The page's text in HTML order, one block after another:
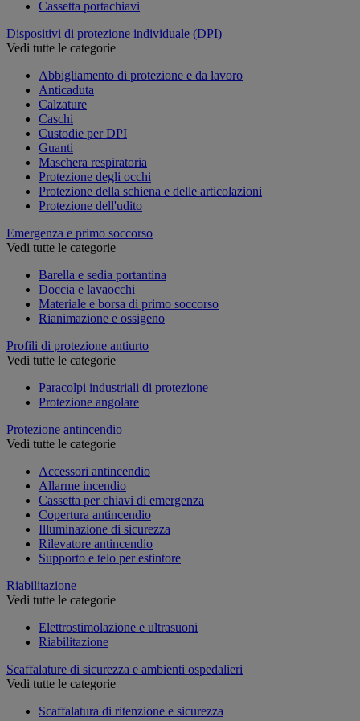
Cassetta portachiavi
Dispositivi di protezione individuale (DPI)
Vedi tutte le categorie
Abbigliamento di protezione e da lavoro
Anticaduta
Calzature
Caschi
Custodie per DPI
Guanti
Maschera respiratoria
Protezione degli occhi
Protezione della schiena e delle articolazioni
Protezione dell'udito
Emergenza e primo soccorso
Vedi tutte le categorie
Barella e sedia portantina
Doccia e lavaocchi
Materiale e borsa di primo soccorso
Rianimazione e ossigeno
Profili di protezione antiurto
Vedi tutte le categorie
Paracolpi industriali di protezione
Protezione angolare
Protezione antincendio
Vedi tutte le categorie
Accessori antincendio
Allarme incendio
Cassetta per chiavi di emergenza
Copertura antincendio
Illuminazione di sicurezza
Rilevatore antincendio
Supporto e telo per estintore
Riabilitazione
Vedi tutte le categorie
Elettrostimolazione e ultrasuoni
Riabilitazione
Scaffalature di sicurezza e ambienti ospedalieri
Vedi tutte le categorie
Scaffalatura di ritenzione e sicurezza